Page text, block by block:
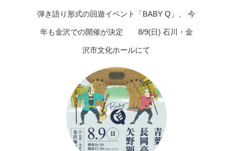
弾き語り形式の回遊イベント「BABY Q」、 今
年も金沢での開催が決定 8/9(日) 石川・金
沢市文化ホールにて